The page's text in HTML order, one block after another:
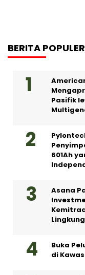
BERITA POPULER
Pasifik
601Ah
Asana
Buka
di